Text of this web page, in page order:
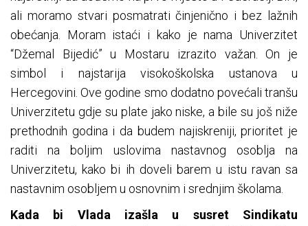
ali moramo stvari posmatrati činjenično i bez lažnih
obećanja. Moram istaći i kako je nama Univerzitet
“Džemal Bijedić” u Mostaru izrazito važan. On je
simbol i najstarija visokoškolska ustanova u
Hercegovini. Ove godine smo dodatno povećali tranšu
Univerzitetu gdje su plate jako niske, a bile su još niže
prethodnih godina i da budem najiskreniji, prioritet je
raditi na boljim uslovima nastavnog osoblja na
Univerzitetu, kako bi ih doveli barem u istu ravan sa
nastavnim osobljem u osnovnim i srednjim školama.
Kada bi Vlada izašla u susret Sindikatu